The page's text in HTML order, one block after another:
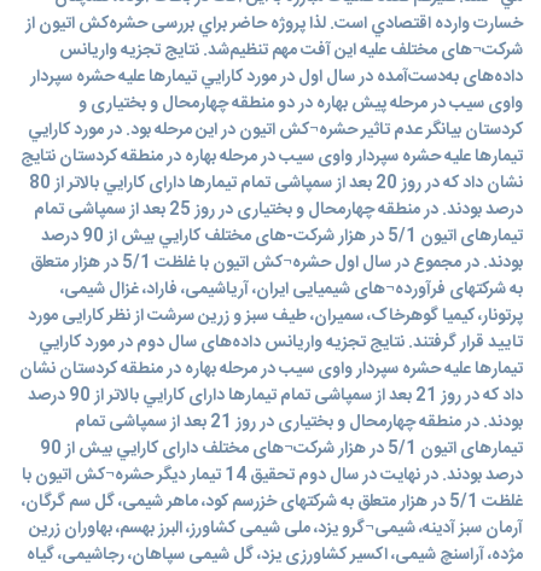
خسارت وارده اقتصادي است. لذا پروژه حاضر براي بررسی حشره‌کش اتیون از
شرکت¬های مختلف عليه اين آفت مهم تنظیم‌شد. نتایج تجزیه واریانس
داده‌های به‌دست‌آمده در سال اول در مورد كارايي تيمارها عليه حشره سپردار
واوی سیب در مرحله پیش بهاره در دو منطقه چهارمحال و بختیاری و
کردستان بیانگر عدم تاثیر حشره¬کش اتیون در این مرحله بود. در مورد كارايي
تيمارها عليه حشره سپردار واوی سیب در مرحله بهاره در منطقه کردستان نتایج
نشان داد که در روز 20 بعد از سمپاشی تمام تیمارها دارای كارايي بالاتر از 80
درصد بودند. در منطقه چهارمحال و بختیاری در روز 25 بعد از سمپاشی تمام
تیمارهای اتیون 5/1 در هزار شرکت-های مختلف كارايي بیش از 90 درصد
بودند. در مجموع در سال اول حشره¬کش اتیون با غلظت 5/1 در هزار متعلق
به شرکتهای فرآورده¬های شیمیایی ایران، آریاشیمی، فاراد، غزال شیمی،
پرتونار، کیمیا گوهرخاک، سمیران، طیف سبز و زرین سرشت از نظر کارایی مورد
تایید قرار گرفتند. نتایج تجزیه واریانس داده‌های سال دوم در مورد كارايي
تيمارها عليه حشره سپردار واوی سیب در مرحله بهاره در منطقه کردستان نشان
داد که در روز 21 بعد از سمپاشی تمام تیمارها دارای كارايي بالاتر از 90 درصد
بودند. در منطقه چهارمحال و بختیاری در روز 21 بعد از سمپاشی تمام
تیمارهای اتیون 5/1 در هزار شرکت¬های مختلف دارای كارايي بیش از 90
درصد بودند. در نهایت در سال دوم تحقیق 14 تیمار دیگر حشره¬کش اتیون با
غلظت 5/1 در هزار متعلق به شرکتهای خزرسم کود، ماهر شیمی، گل سم گرگان،
آرمان سبز آدینه، شیمی¬گرو یزد، ملی شیمی کشاورز، البرز بهسم، بهاوران زرین
مژده، آراسنچ شیمی، اکسیر کشاورزی یزد، گل شیمی سپاهان، رجاشیمی، گیاه